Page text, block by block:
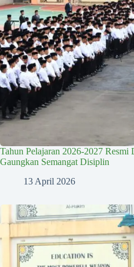
Tahun Pelajaran 2026-2027 Resmi
Gaungkan Semangat Disiplin
13 April 2026